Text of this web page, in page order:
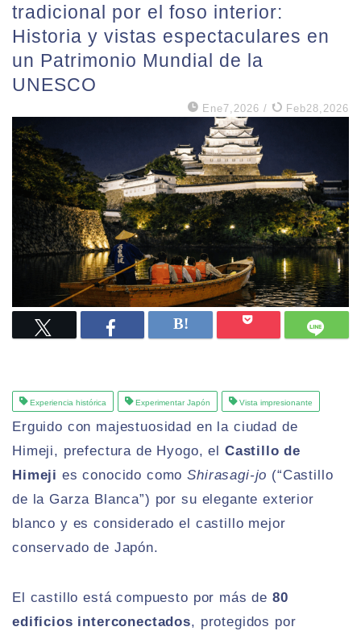
tradicional por el foso interior:
Historia y vistas espectaculares en
un Patrimonio Mundial de la
UNESCO
Ene7,2026 / Feb28,2026
Experiencia histórica Experimentar Japón Vista impresionante
Erguido con majestuosidad en la ciudad de
Himeji, prefectura de Hyogo, el Castillo de
Himeji es conocido comoShirasagi-jo (“Castillo
de la Garza Blanca”) por su elegante exterior
blanco y es considerado el castillo mejor
conservado de Japón.
El castillo está compuesto por más de 80
edificios interconectados, protegidos por